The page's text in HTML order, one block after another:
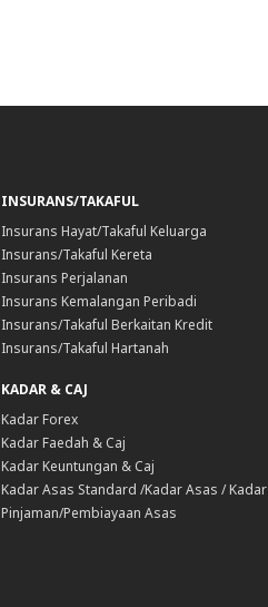
INSURANS/TAKAFUL
Insurans Hayat/Takaful Keluarga
Insurans/Takaful Kereta
Insurans Perjalanan
Insurans Kemalangan Peribadi
Insurans/Takaful Berkaitan Kredit
Insurans/Takaful Hartanah
KADAR & CAJ
Kadar Forex
Kadar Faedah & Caj
Kadar Keuntungan & Caj
Kadar Asas Standard /Kadar Asas / Kadar
Pinjaman/Pembiayaan Asas